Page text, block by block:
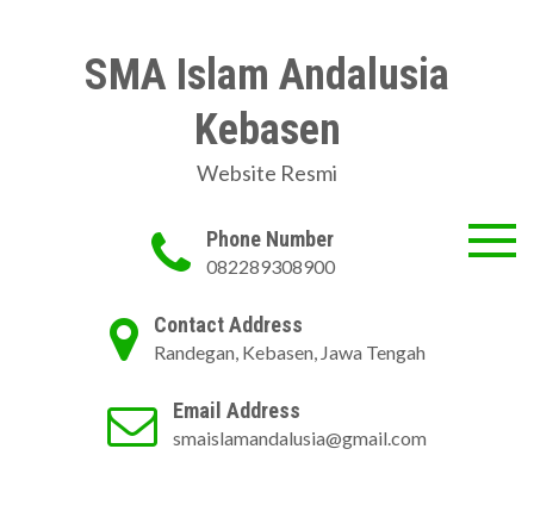
SMA Islam Andalusia
Kebasen
Website Resmi
Phone Number
082289308900
Contact Address
Randegan, Kebasen, Jawa Tengah
Email Address
smaislamandalusia@gmail.com